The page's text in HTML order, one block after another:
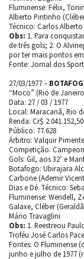
Fluminense: Félix,
Alberto Pintinho
Técnico: Carlos Alberto
Obs: 1. Para
de três gols; 2. O
por ter mais pontos
Fonte: Jornal dos
27/03/1977 –
“Moco” (Rio de
Data: 27 / 03 / 1977
Local: Maracanã, Rio
Renda: Cr$ 2.041.152,50
Público: 77.628
Árbitro: Valquir
Competição:
Gols: Gil, aos 32’ e
Botafogo: Ubirajara
Carbone (Ademir
Dias e Dé. Técnico:
Fluminense: Wendell,
Galaxe, Cléber
Mário Travaglini
Obs: 1. Reestreou
Troféu José Carlos
Fontes: O Fluminense
junho e julho de 1977